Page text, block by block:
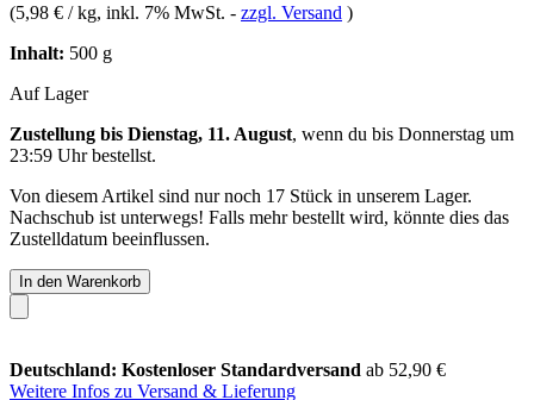
(5,98 € / kg, inkl. 7% MwSt. - zzgl. Versand )
Inhalt: 500 g
Auf Lager
Zustellung bis Dienstag, 11. August, wenn du bis Donnerstag um
23:59 Uhrbestellst.
Von diesem Artikel sind nur noch 17 Stück in unserem Lager.
Nachschub ist unterwegs! Falls mehr bestellt wird, könnte dies das
Zustelldatum beeinflussen.
In den Warenkorb
Deutschland: Kostenloser Standardversand ab 52,90 €
Weitere Infos zu Versand & Lieferung